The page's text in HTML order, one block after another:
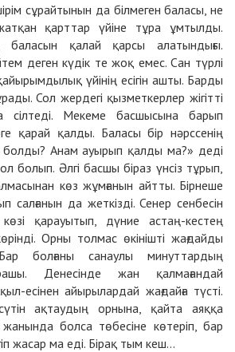
сұрайтынын да білмеген баласы, не
қарттар үйіне тұра ұмтылды.
қалай қарсы алатындығы.
деген күдік те жоқ емес. Сан түрлі
үйінің есігін ашты. Барды
Сол жердегі қызметкерлер жігітті
сілтеді. Мекеме басшысына барып
қарай қалды. Баласы бір нәрссенің
болды? Анам ауырып қалды ма?» деді
болып. Әлгі басшы біраз үнсіз тұрып,
көз жұмғанын айтты. Бірнеше
салғанын да жеткізді. Сенер сенбесін
қарауытып, дүние астаң-кестең
Орны толмас өкінішті жағдайды
болғаны санаулы минуттардың
Денесінде жан қалмағандай
есінен айырылардай жағдайға түсті.
ақтаудың орнына, қайта аяққа
болса төбесіне көтеріп, бар
жасар ма еді. Бірақ тым кеш…